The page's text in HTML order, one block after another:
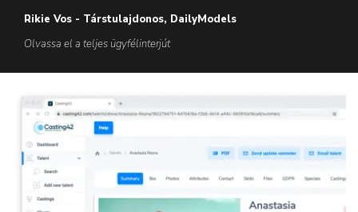
Rikie Vos - Társtulajdonos, DailyModels
Olvassa el a teljes ügyfélinterjút